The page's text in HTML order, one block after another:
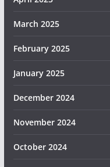
March 2025
February 2025
January 2025
December 2024
November 2024
October 2024